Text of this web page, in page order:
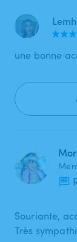
une bonne
Souriante,
Très